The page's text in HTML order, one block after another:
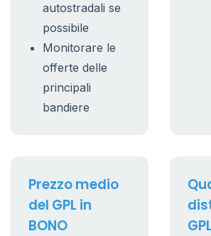
autostradali se
possibile
Monitorare le
offerte delle
principali
bandiere
Prezzo medio
del GPL in
BONO